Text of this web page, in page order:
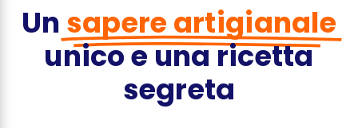
Un sapere artigianale
unico e una ricetta
segreta